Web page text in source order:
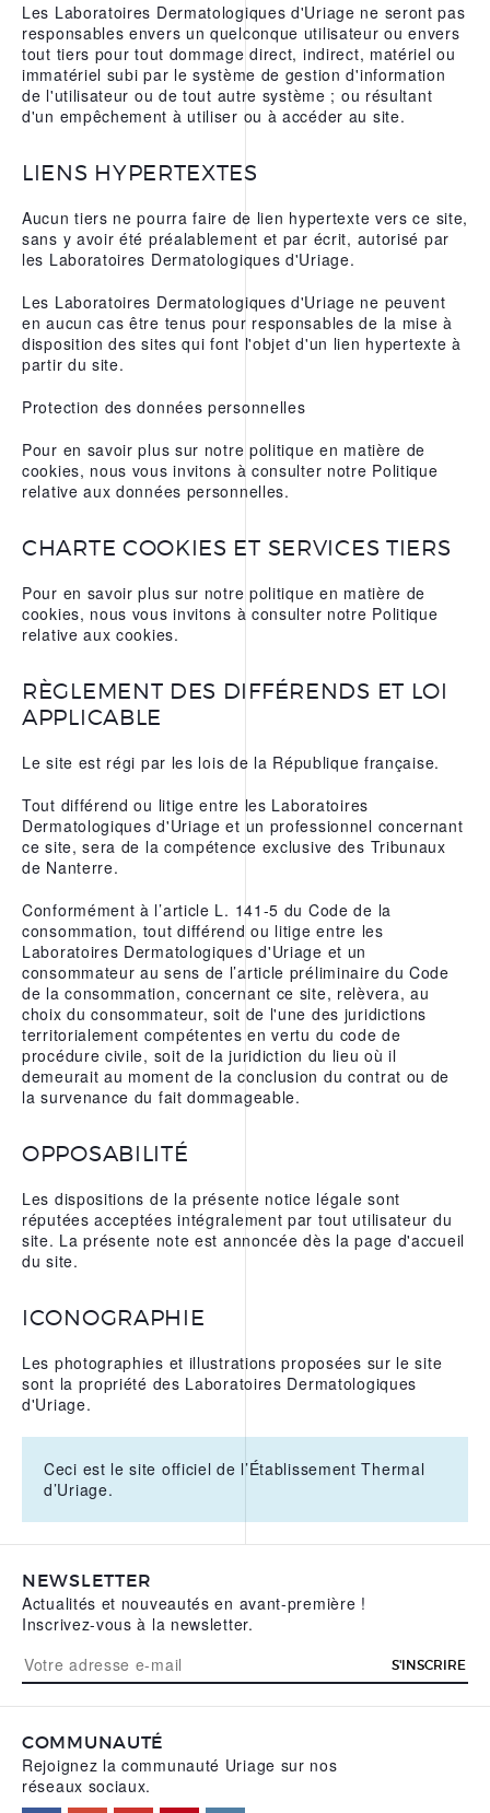
Les Laboratoires Dermatologiques d'Uriage ne seront pas
responsables envers un quelconque utilisateur ou envers
tout tiers pour tout dommage direct, indirect, matériel ou
immatériel subi par le système de gestion d'information
de l'utilisateur ou de tout autre système ; ou résultant
d'un empêchement à utiliser ou à accéder au site.
LIENS HYPERTEXTES
Aucun tiers ne pourra faire de lien hypertexte vers ce site,
sans y avoir été préalablement et par écrit, autorisé par
les Laboratoires Dermatologiques d'Uriage.
Les Laboratoires Dermatologiques d'Uriage ne peuvent
en aucun cas être tenus pour responsables de la mise à
disposition des sites qui font l'objet d'un lien hypertexte à
partir du site.
Protection des données personnelles
Pour en savoir plus sur notre politique en matière de
cookies, nous vous invitons à consulter notre Politique
relative aux données personnelles.
CHARTE COOKIES ET SERVICES TIERS
Pour en savoir plus sur notre politique en matière de
cookies, nous vous invitons à consulter notre Politique
relative aux cookies.
RÈGLEMENT DES DIFFÉRENDS ET LOI
APPLICABLE
Le site est régi par les lois de la République française.
Tout différend ou litige entre les Laboratoires
Dermatologiques d'Uriage et un professionnel concernant
ce site, sera de la compétence exclusive des Tribunaux
de Nanterre.
Conformément à l’article L. 141-5 du Code de la
consommation, tout différend ou litige entre les
Laboratoires Dermatologiques d'Uriage et un
consommateur au sens de l’article préliminaire du Code
de la consommation, concernant ce site, relèvera, au
choix du consommateur, soit de l'une des juridictions
territorialement compétentes en vertu du code de
procédure civile, soit de la juridiction du lieu où il
demeurait au moment de la conclusion du contrat ou de
la survenance du fait dommageable.
OPPOSABILITÉ
Les dispositions de la présente notice légale sont
réputées acceptées intégralement par tout utilisateur du
site. La présente note est annoncée dès la page d'accueil
du site.
ICONOGRAPHIE
Les photographies et illustrations proposées sur le site
sont la propriété des Laboratoires Dermatologiques
d'Uriage.
Ceci est le site officiel de l’Établissement Thermal
d’Uriage.
NEWSLETTER
Actualités et nouveautés en avant-première !
Inscrivez-vous à la newsletter.
S'INSCRIRE
COMMUNAUTÉ
Rejoignez la communauté Uriage sur nos
réseaux sociaux.